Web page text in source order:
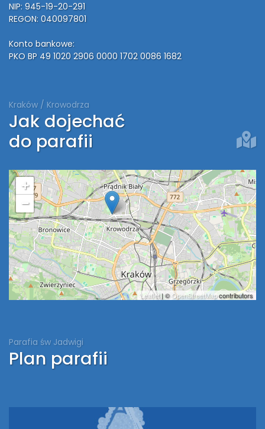
NIP: 945-19-20-291
REGON: 040097801
Konto bankowe:
PKO BP 49 1020 2906 0000 1702 0086 1682
Kraków / Krowodrza
Jak dojechać
do parafii
+
−
Leaflet| © OpenStreetMapcontributors
Parafia św Jadwigi
Plan parafii